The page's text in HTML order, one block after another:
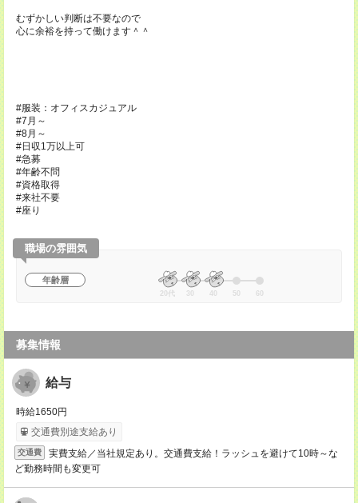
むずかしい判断は不要なので
心に余裕を持って働けます＾＾
#服装：オフィスカジュアル
#7月～
#8月～
#日収1万以上可
#急募
#年齢不問
#資格取得
#来社不要
#座り
職場の雰囲気
年齢層
20代 30 40 50 60
募集情報
給与
時給1650円
交通費別途支給あり
交通費
実費支給／当社規定あり。交通費支給！ラッシュを避けて10時～な
ど勤務時間も変更可